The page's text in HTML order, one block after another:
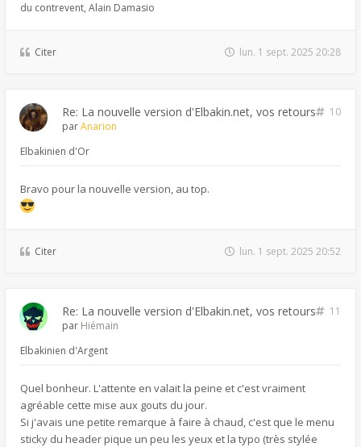
du contrevent, Alain Damasio
Citer lun. 1 sept. 2025 20:28
Re: La nouvelle version d'Elbakin.net, vos retours
10
parAnarion
Elbakinien d'Or
Bravo pour la nouvelle version, au top.
Citer lun. 1 sept. 2025 20:52
Re: La nouvelle version d'Elbakin.net, vos retours
11
par Hiémain
Elbakinien d'Argent
Quel bonheur. L'attente en valait la peine et c'est vraiment
agréable cette mise aux gouts du jour.
Si j'avais une petite remarque à faire à chaud, c'est que le menu
sticky du header pique un peu les yeux et la typo (très stylée